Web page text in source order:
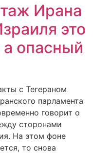
Ирана
это
опасный
с Тегераном
парламента
говорит о
сторонами
На этом фоне
то снова